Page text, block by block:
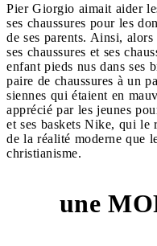
Pier Giorgio aimait aider
ses chaussures pour les
de ses parents. Ainsi,
ses chaussures et ses
enfant pieds nus dans ses
paire de chaussures à un
siennes qui étaient en
apprécié par les jeunes
et ses baskets Nike, qui le
de la réalité moderne que
christianisme.
une